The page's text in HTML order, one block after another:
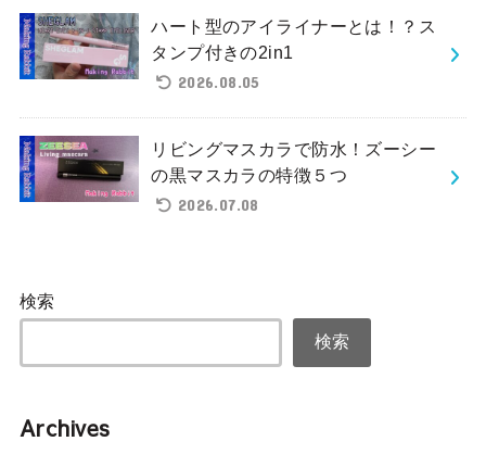
ハート型のアイライナーとは！？ス
タンプ付きの2in1
2026.08.05
リビングマスカラで防水！ズーシー
の黒マスカラの特徴５つ
2026.07.08
検索
検索
Archives